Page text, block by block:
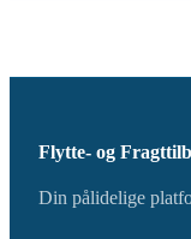
Flytte- og
Din pålidelige